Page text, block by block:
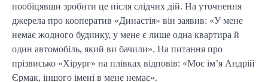
пообіцявши зробити це після слідчих дій. На уточнення
джерела про кооператив «Династія» він заявив: «У мене
немає жодного будинку, у мене є лише одна квартира й
один автомобіль, який ви бачили». На питання про
прізвисько «Хірург» на плівках відповів: «Моє ім’я Андрій
Єрмак, іншого імені в мене немає».